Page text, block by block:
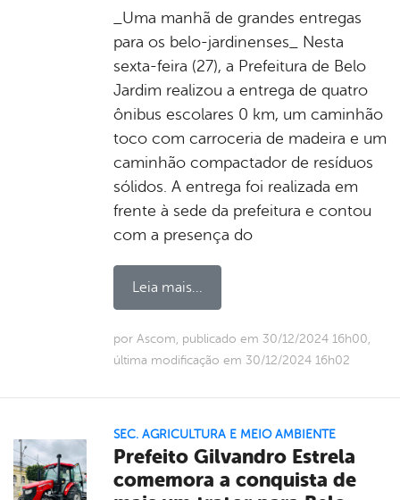
_Uma manhã de grandes entregas
para os belo-jardinenses_ Nesta
sexta-feira (27), a Prefeitura de Belo
Jardim realizou a entrega de quatro
ônibus escolares 0 km, um caminhão
toco com carroceria de madeira e um
caminhão compactador de resíduos
sólidos. A entrega foi realizada em
frente à sede da prefeitura e contou
com a presença do
Leia mais...
por Ascom, publicado em 30/12/2024 16h00,
última modificação em 30/12/2024 16h02
SEC. AGRICULTURA E MEIO AMBIENTE
Prefeito Gilvandro Estrela
comemora a conquista de